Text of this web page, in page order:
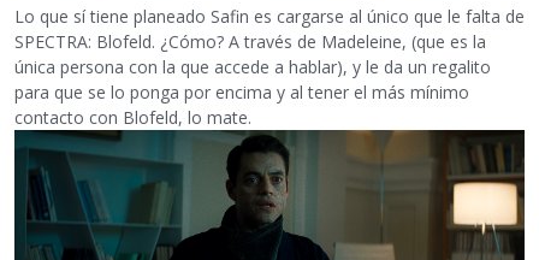
Lo que sí tiene planeado Safin es cargarse al único que le falta de
SPECTRA: Blofeld. ¿Cómo? A través de Madeleine, (que es la
única persona con la que accede a hablar), y le da un regalito
para que se lo ponga por encima y al tener el más mínimo
contacto con Blofeld, lo mate.